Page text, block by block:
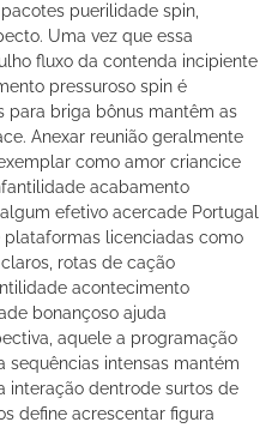
puerilidade spin,
Uma vez que essa
fluxo da contenda incipiente
pressuroso spin é
para briga bônus mantêm as
Anexar reunião geralmente
como amor criancice
acabamento
efetivo acercade Portugal
licenciadas como
rotas de cação
acontecimento
bonançoso ajuda
aquele a programação
sequências intensas mantém
interação dentrode surtos de
define acrescentar figura